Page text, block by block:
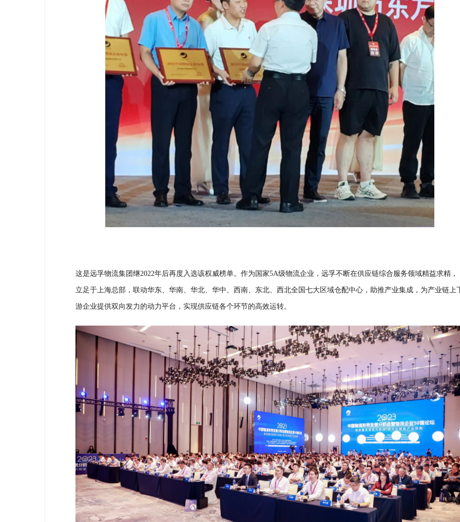
这是远孚物流集团继2022年后再度入选该权威榜单。作为国家5A级物流企业，远孚不断在供应链综合服务领域精益求精，
立足于上海总部，联动华东、华南、华北、华中、西南、东北、西北全国七大区域仓配中心，助推产业集成，为产业链上
游企业提供双向发力的动力平台，实现供应链各个环节的高效运转。